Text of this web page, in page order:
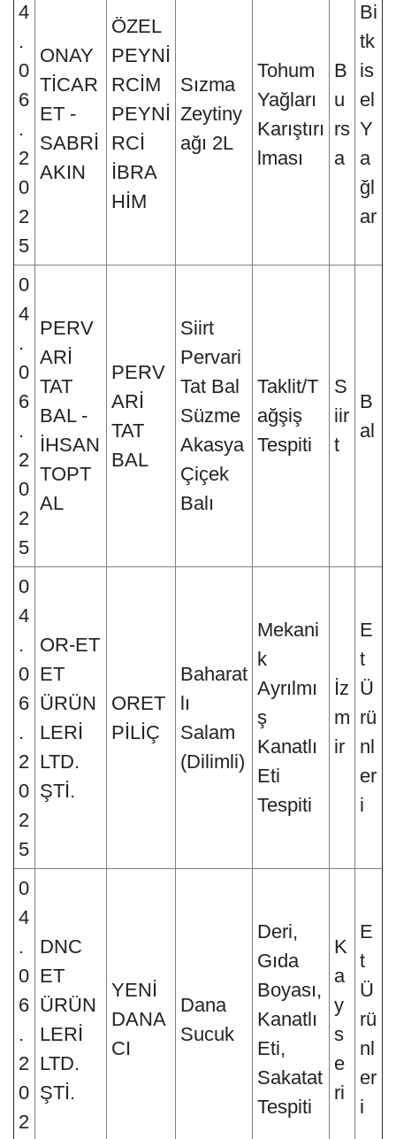
4
.
0
6
.
2
0
2
5
ONAY
TİCAR
ET -
SABRİ
AKIN
ÖZEL
PEYNİ
RCİM
PEYNİ
RCİ
İBRA
HİM
Sızma
Zeytiny
ağı 2L
Tohum
Yağları
Karıştırı
lması
B
u
rs
a
Bi
tk
is
el
Y
a
ğl
ar
0
4
.
0
6
.
2
0
2
5
PERV
ARİ
TAT
BAL -
İHSAN
TOPT
AL
PERV
ARİ
TAT
BAL
Siirt
Pervari
Tat Bal
Süzme
Akasya
Çiçek
Balı
Taklit/T
ağşiş
Tespiti
S
iir
t
B
al
0
4
.
0
6
.
2
0
2
5
OR-ET
ET
ÜRÜN
LERİ
LTD.
ŞTİ.
ORET
PİLİÇ
Baharat
lı
Salam
(Dilimli)
Mekani
k
Ayrılmı
ş
Kanatlı
Eti
Tespiti
İz
m
ir
E
t
Ü
rü
nl
er
i
0
4
.
0
6
.
2
0
2
DNC
ET
ÜRÜN
LERİ
LTD.
ŞTİ.
YENİ
DANA
CI
Dana
Sucuk
Deri,
Gıda
Boyası,
Kanatlı
Eti,
Sakatat
Tespiti
K
a
y
s
e
ri
E
t
Ü
rü
nl
er
i